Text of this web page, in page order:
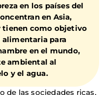
en los países del
en Asia,
tienen como objetivo
para
en el mundo,
ambiental al
y el agua.
de las sociedades ricas,